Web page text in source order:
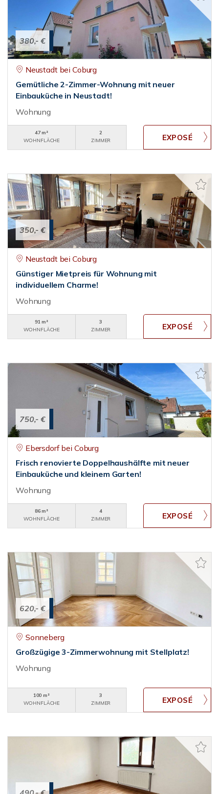
380,- €
Neustadt bei Coburg
Gemütliche 2-Zimmer-Wohnung mit neuer
Einbauküche in Neustadt!
Wohnung
47 m²
WOHNFLÄCHE
2
ZIMMER
350,- €
Neustadt bei Coburg
Günstiger Mietpreis für Wohnung mit
individuellem Charme!
Wohnung
91 m²
WOHNFLÄCHE
3
ZIMMER
750,- €
Ebersdorf bei Coburg
Frisch renovierte Doppelhaushälfte mit neuer
Einbauküche und kleinem Garten!
Wohnung
86 m²
WOHNFLÄCHE
4
ZIMMER
620,- €
Sonneberg
Großzügige 3-Zimmerwohnung mit Stellplatz!
Wohnung
100 m²
WOHNFLÄCHE
3
ZIMMER